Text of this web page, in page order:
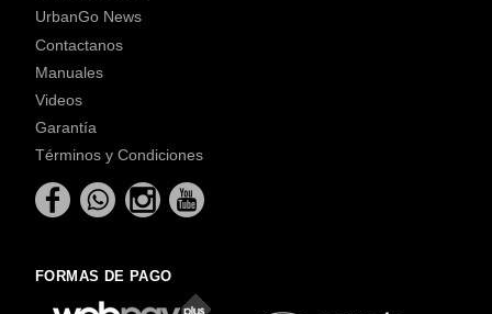
UrbanGo News
Contactanos
Manuales
Videos
Garantía
Términos y Condiciones
FORMAS DE PAGO